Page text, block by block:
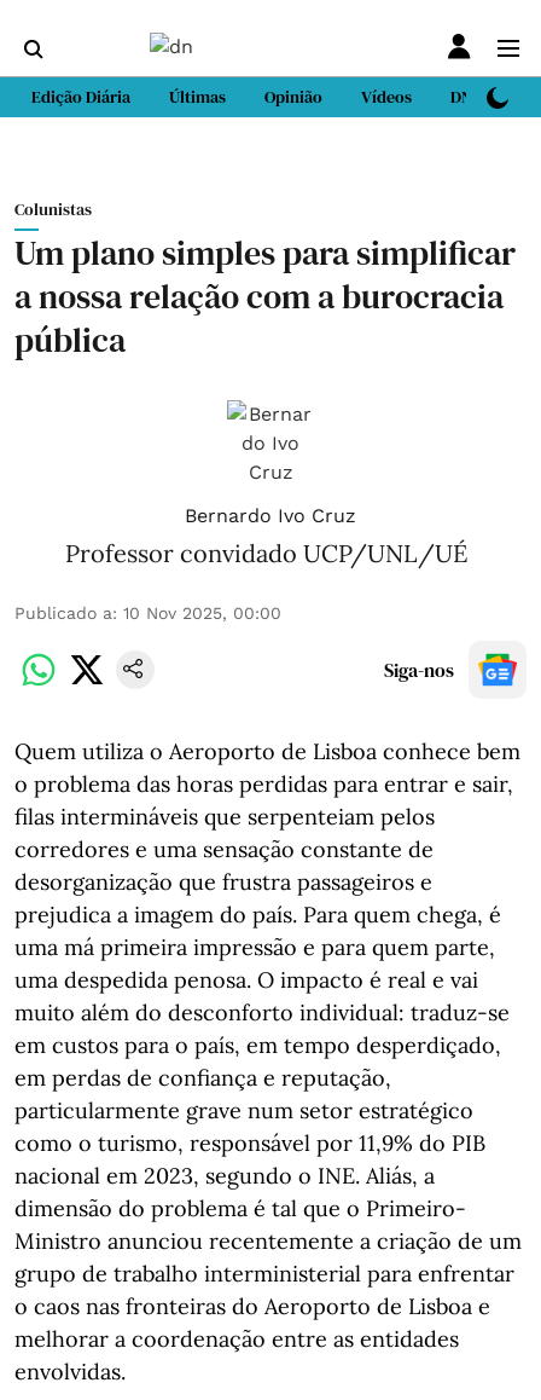
Edição Diária Últimas Opinião Vídeos DN Sport
Colunistas
Um plano simples para simplificar
a nossa relação com a burocracia
pública
Bernardo Ivo Cruz
Professor convidado UCP/UNL/UÉ
Publicado a: 10 Nov 2025, 00:00
Siga-nos
Quem utiliza o Aeroporto de Lisboa conhece bem
o problema das horas perdidas para entrar e sair,
filas intermináveis que serpenteiam pelos
corredores e uma sensação constante de
desorganização que frustra passageiros e
prejudica a imagem do país. Para quem chega, é
uma má primeira impressão e para quem parte,
uma despedida penosa. O impacto é real e vai
muito além do desconforto individual: traduz-se
em custos para o país, em tempo desperdiçado,
em perdas de confiança e reputação,
particularmente grave num setor estratégico
como o turismo, responsável por 11,9% do PIB
nacional em 2023, segundo o INE. Aliás, a
dimensão do problema é tal que o Primeiro-
Ministro anunciou recentemente a criação de um
grupo de trabalho interministerial para enfrentar
o caos nas fronteiras do Aeroporto de Lisboa e
melhorar a coordenação entre as entidades
envolvidas.